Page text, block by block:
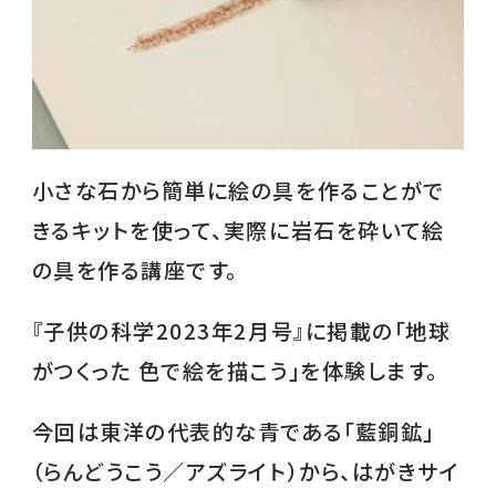
小さな石から簡単に絵の具を作ることがで
きるキットを使って、実際に岩石を砕いて絵
の具を作る講座です。
『子供の科学2023年2月号』に掲載の「地球
がつくった 色で絵を描こう」を体験します。
今回は東洋の代表的な青である「藍銅鉱」
（らんどうこう／アズライト）から、はがきサイ